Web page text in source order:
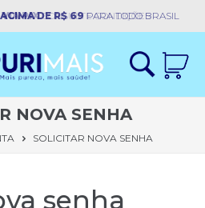
DE R$ 69PARA TODO BRASIL
PIXCONSULTE CONDIÇÕES
NOVA SENHA
SOLICITAR NOVA SENHA
senha